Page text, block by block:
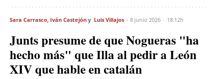
Sara Carrasco Iván Castejón Luis Villajos 8 junio 2026 18:12h
Junts presume de que Nogueras "ha
hecho más" que Illa al pedir a León
XIV que hable en catalán